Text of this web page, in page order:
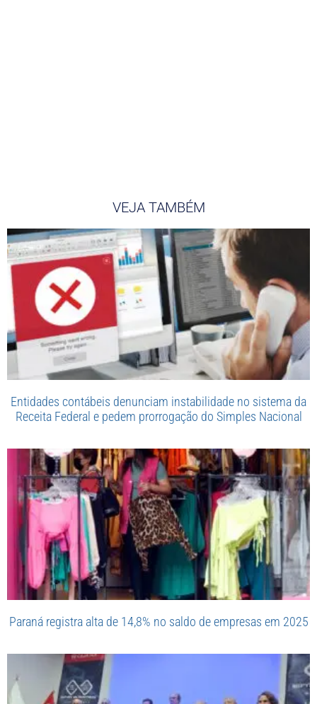
VEJA TAMBÉM
Entidades contábeis denunciam instabilidade no sistema da
Receita Federal e pedem prorrogação do Simples Nacional
Paraná registra alta de 14,8% no saldo de empresas em 2025